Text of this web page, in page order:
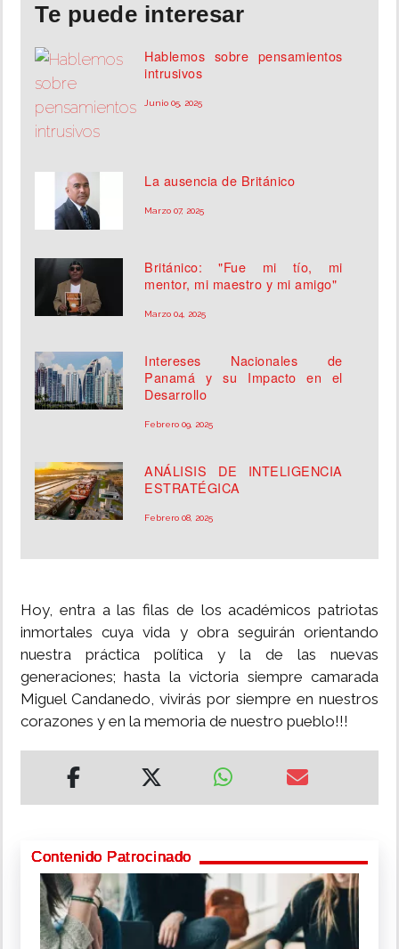
Te puede interesar
Hablemos sobre pensamientos
intrusivos
Junio 05, 2025
La ausencia de Británico
Marzo 07, 2025
Británico: "Fue mi tío, mi
mentor, mi maestro y mi amigo"
Marzo 04, 2025
Intereses Nacionales de
Panamá y su Impacto en el
Desarrollo
Febrero 09, 2025
ANÁLISIS DE INTELIGENCIA
ESTRATÉGICA
Febrero 08, 2025
Hoy, entra a las filas de los académicos patriotas
inmortales cuya vida y obra seguirán orientando
nuestra práctica política y la de las nuevas
generaciones; hasta la victoria siempre camarada
Miguel Candanedo, vivirás por siempre en nuestros
corazones y en la memoria de nuestro pueblo!!!
Contenido Patrocinado